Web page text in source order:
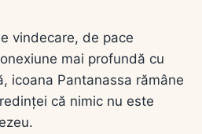
vindecare, de pace
mai profundă cu
icoana Pantanassa rămâne
că nimic nu este